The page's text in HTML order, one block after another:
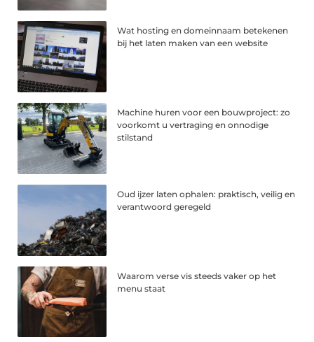
Wat hosting en domeinnaam betekenen
bij het laten maken van een website
Machine huren voor een bouwproject: zo
voorkomt u vertraging en onnodige
stilstand
Oud ijzer laten ophalen: praktisch, veilig en
verantwoord geregeld
Waarom verse vis steeds vaker op het
menu staat